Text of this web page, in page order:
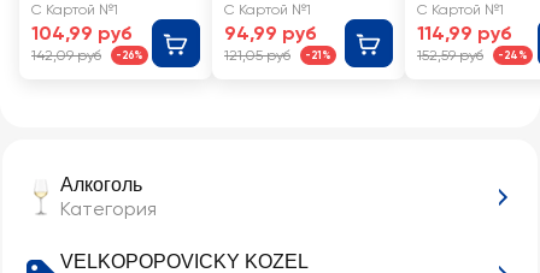
Алкоголь
Категория
VELKOPOPOVICKY KOZEL
ное, 4%
С Картой №1
104,99 руб
142,09 руб -26%
пастеризован
ное, 4,7%, ж/б
С Картой №1
94,99 руб
121,05 руб -21%
С Картой №1
114,99 руб
152,59 руб -24%